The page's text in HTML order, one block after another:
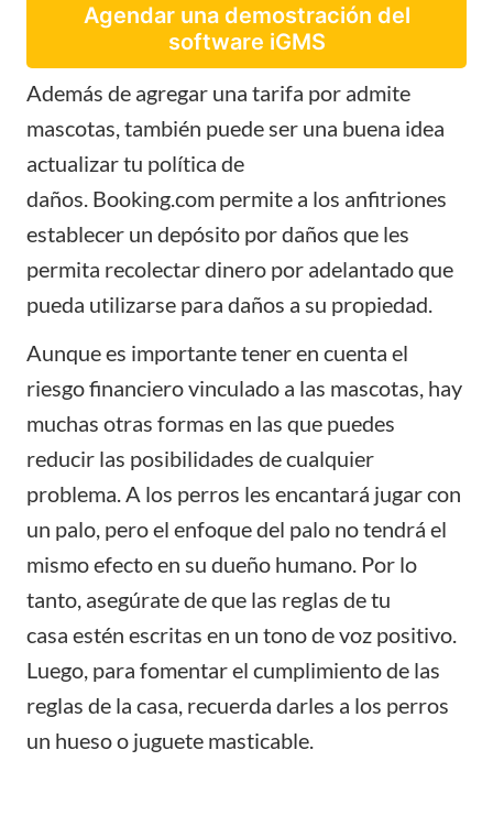
Agendar una demostración del
software iGMS
Además de agregar una tarifa por admite
mascotas, también puede ser una buena idea
actualizar tu política de
daños. Booking.com permite a los anfitriones
establecer un depósito por daños que les
permita recolectar dinero por adelantado que
pueda utilizarse para daños a su propiedad.
Aunque es importante tener en cuenta el
riesgo financiero vinculado a las mascotas, hay
muchas otras formas en las que puedes
reducir las posibilidades de cualquier
problema. A los perros les encantará jugar con
un palo, pero el enfoque del palo no tendrá el
mismo efecto en su dueño humano. Por lo
tanto, asegúrate de que las reglas de tu
casa estén escritas en un tono de voz positivo.
Luego, para fomentar el cumplimiento de las
reglas de la casa, recuerda darles a los perros
un hueso o juguete masticable.